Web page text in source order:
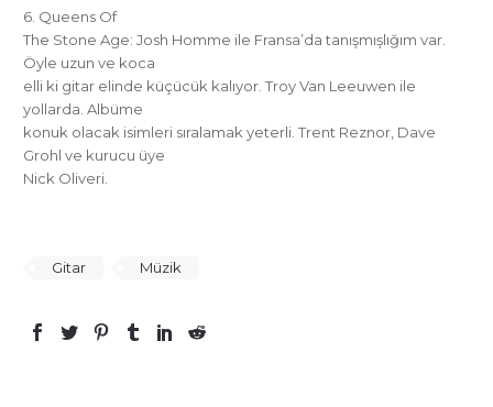
6. Queens Of
The Stone Age: Josh Homme ile Fransa’da tanışmışlığım var.
Öyle uzun ve koca
elli ki gitar elinde küçücük kalıyor. Troy Van Leeuwen ile
yollarda. Albüme
konuk olacak isimleri sıralamak yeterli. Trent Reznor, Dave
Grohl ve kurucu üye
Nick Oliveri.
Gitar Müzik